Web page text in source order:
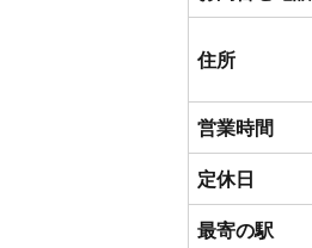
住所
営業時間
定休日
最寄の駅